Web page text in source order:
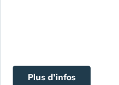
Plus d'infos